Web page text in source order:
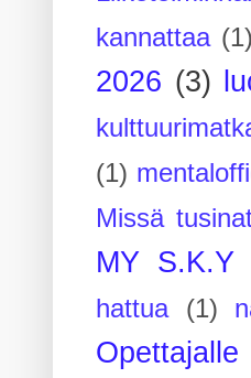
kannattaa (1)
2026 (3)
(1)
Missä
MY S.K.Y
hattua (1)
Opettajalle